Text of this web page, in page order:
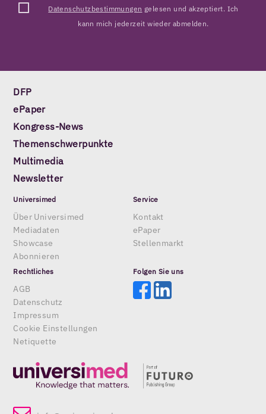
Datenschutzbestimmungen gelesen und akzeptiert. Ich
kann mich jederzeit wieder abmelden.
DFP
ePaper
Kongress-News
Themenschwerpunkte
Multimedia
Newsletter
Universimed
Über Universimed
Mediadaten
Showcase
Abonnieren
Service
Kontakt
ePaper
Stellenmarkt
Rechtliches
AGB
Datenschutz
Impressum
Cookie Einstellungen
Netiquette
Folgen Sie uns